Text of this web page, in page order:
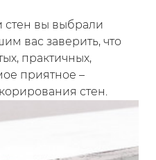
и долговечности,
для дерева
для различных
обеспечивая
на долгие годы.
стен вы выбрали
вас заверить, что
практичных,
приятное –
стен.